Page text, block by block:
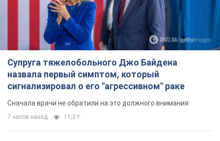
Супруга тяжелобольного Джо Байдена
назвала первый симптом, который
сигнализировал о его "агрессивном" раке
Сначала врачи не обратили на это должного внимания
7 часов назад 11,2 т.